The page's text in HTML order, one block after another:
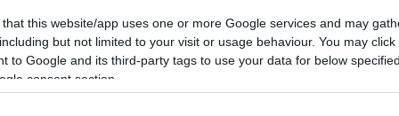
that this website/app uses one or more Google services and may
but not limited to your visit or usage behaviour. You may
to Google and its third-party tags to use your data for below
consent section.
που προέρχονται από την EADS η
να έχει προειδοποιήσει τις συμμετέχουσες
αεροσκάφους Α400Μ χώρες ότι πρέπει να
για το μέλλον του προγράμματος.